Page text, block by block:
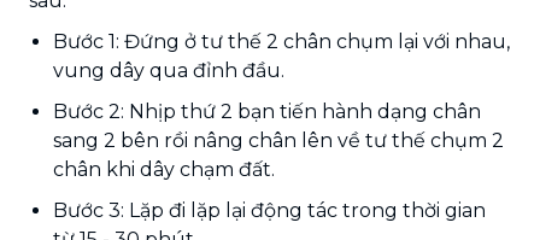
Bước 1: Đứng ở tư thế 2 chân chụm lại với nhau,
vung dây qua đỉnh đầu.
Bước 2: Nhịp thứ 2 bạn tiến hành dạng chân
sang 2 bên rồi nâng chân lên về tư thế chụm 2
chân khi dây chạm đất.
Bước 3: Lặp đi lặp lại động tác trong thời gian